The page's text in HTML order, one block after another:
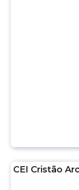
CEI Cristão